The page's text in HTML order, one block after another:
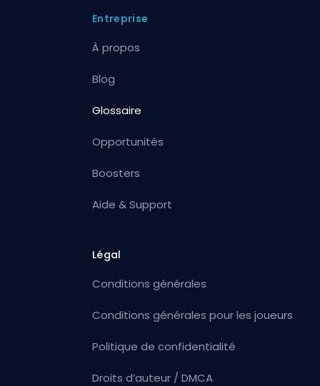
Entreprise
À propos
Blog
Glossaire
Opportunités
Boosters
Aide & Support
Légal
Conditions générales
Conditions générales pour les joueurs
Politique de confidentialité
Droits d’auteur / DMCA